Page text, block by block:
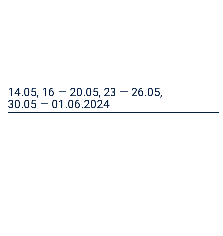
14.05, 16 — 20.05, 23 — 26.05,
30.05 — 01.06.2024